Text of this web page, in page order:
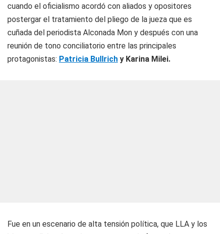
cuando el oficialismo acordó con aliados y opositores
postergar el tratamiento del pliego de la jueza que es
cuñada del periodista Alconada Mon y después con una
reunión de tono conciliatorio entre las principales
protagonistas: Patricia Bullrich y Karina Milei.
Fue en un escenario de alta tensión política, que LLA y los